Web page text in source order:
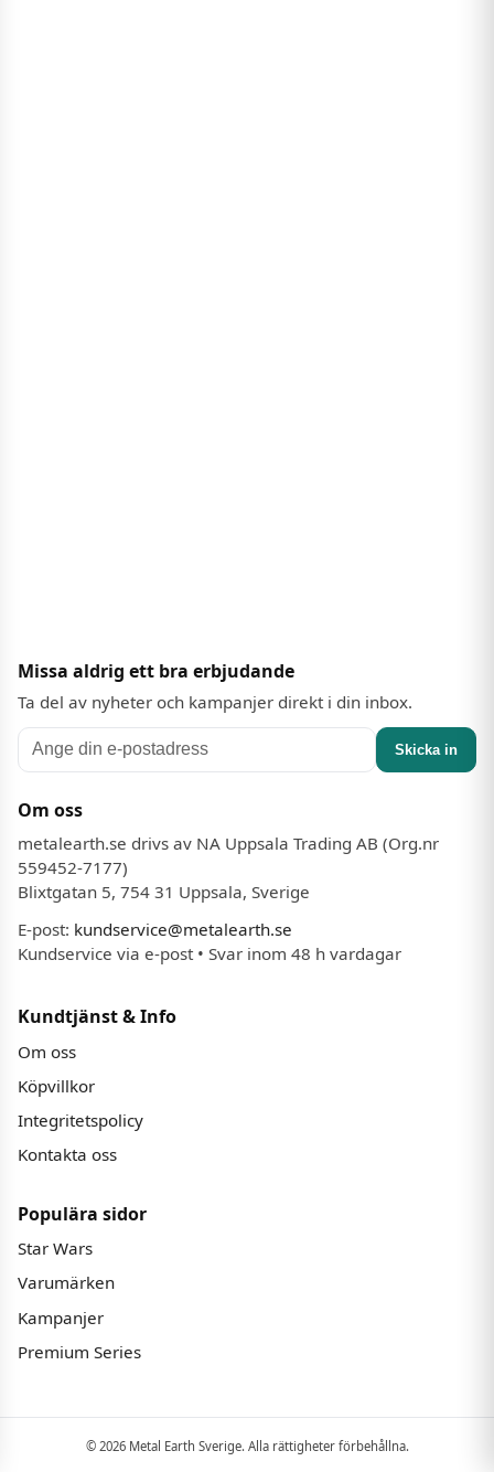
Missa aldrig ett bra erbjudande
Ta del av nyheter och kampanjer direkt i din inbox.
Skicka in
Om oss
metalearth.se drivs av NA Uppsala Trading AB (Org.nr
559452-7177)
Blixtgatan 5, 754 31 Uppsala, Sverige
E-post: kundservice@metalearth.se
Kundservice via e-post • Svar inom 48 h vardagar
Kundtjänst & Info
Om oss
Köpvillkor
Integritetspolicy
Kontakta oss
Populära sidor
Star Wars
Varumärken
Kampanjer
Premium Series
© 2026 Metal Earth Sverige. Alla rättigheter förbehållna.